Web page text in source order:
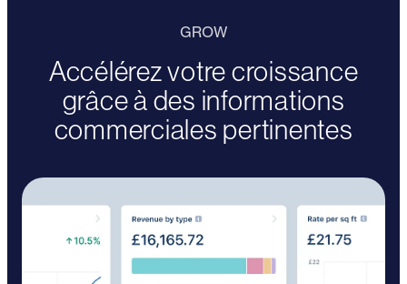
GROW
Accélérez votre croissance
grâce à des informations
commerciales pertinentes